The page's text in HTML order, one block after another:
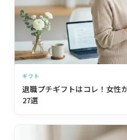
ギフト
退職プチギフトはコレ！女性
27選